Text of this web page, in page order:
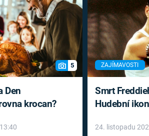
5
Den
krocan?
ZAJÍMAVOSTI
Smrt
Hudební
léky
24. listopadu